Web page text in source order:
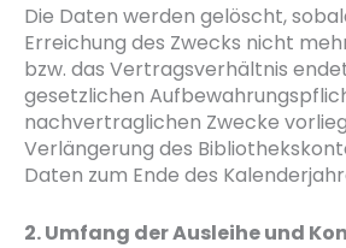
Die Daten werden gelöscht,
Erreichung des Zwecks nicht
bzw. das Vertragsverhältnis
gesetzlichen
nachvertraglichen Zwecke
Verlängerung des
Daten zum Ende des
2. Umfang der Ausleihe und